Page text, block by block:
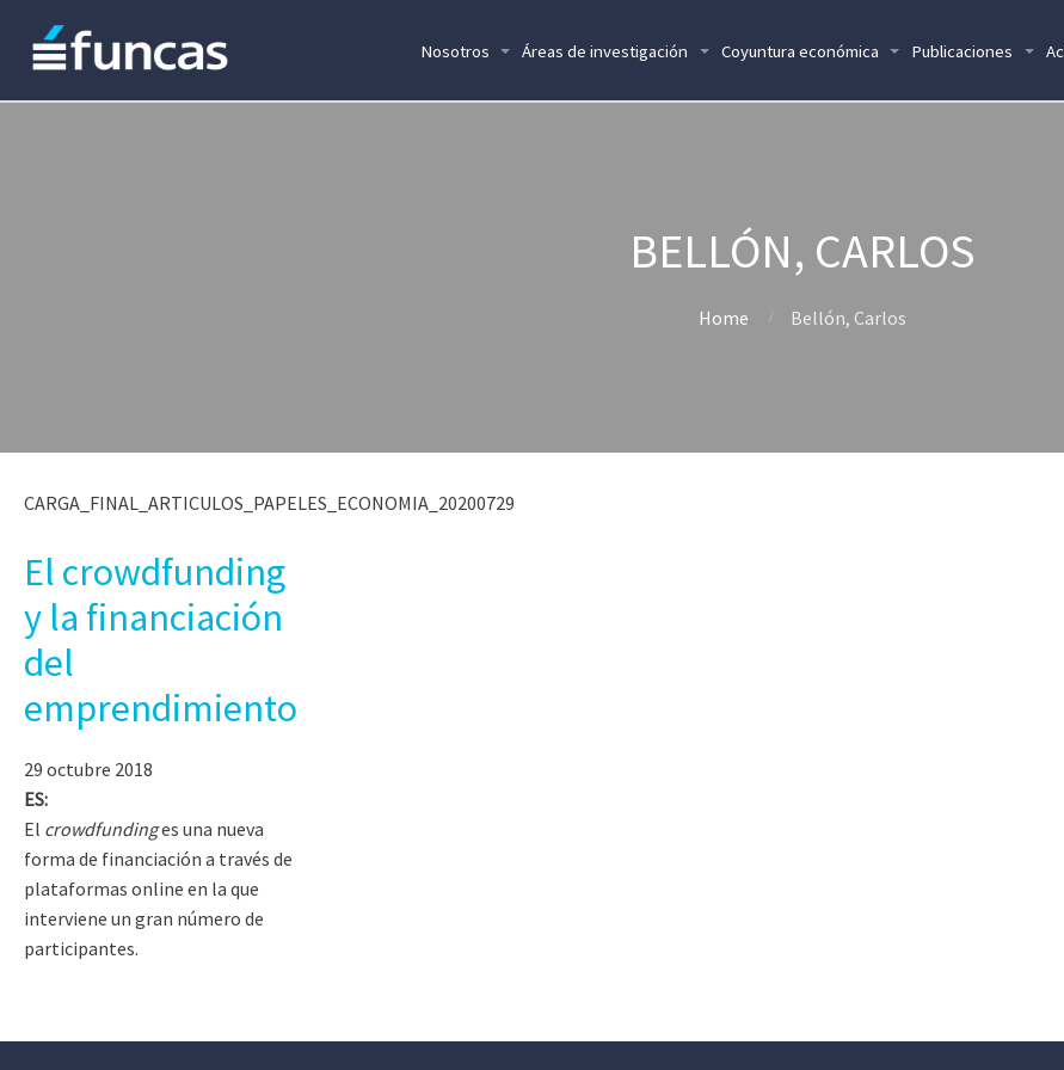
Nosotros Áreas de investigación Coyuntura económica Publicaciones
BELLÓN, CARLOS
Home Bellón, Carlos
CARGA_FINAL_ARTICULOS_PAPELES_ECONOMIA_20200729
El crowdfunding
y la financiación
del
emprendimiento
29 octubre 2018
ES:
El crowdfundinges una nueva
forma de financiación a través de
plataformas online en la que
interviene un gran número de
participantes.